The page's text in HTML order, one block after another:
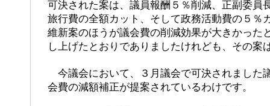
可決された案は、議員報酬５％削減、正副委員
旅行費の全額カット、そして政務活動費の５％
維新案のほうが議会費の削減効果が大きかった
し上げたとおりでありましたけれども、その案
今議会において、３月議会で可決されました
会費の減額補正が提案されているわけです。